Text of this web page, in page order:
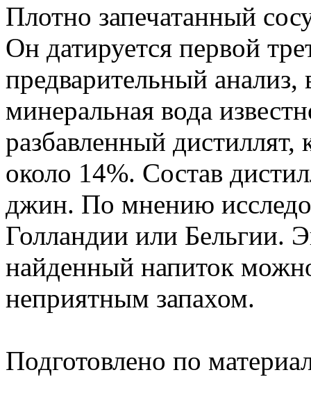
Плотно запечатанный
Он датируется первой
предварительный анализ,
минеральная вода
разбавленный дистиллят,
около 14%. Состав
джин. По мнению
Голландии или Бельгии.
найденный напиток
неприятным запахом.
Подготовлено по